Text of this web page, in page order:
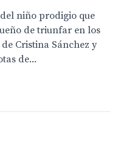
niño prodigio que
de triunfar en los
Cristina Sánchez y
de...